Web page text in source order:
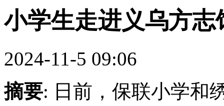
小学生走进义乌方志
2024-11-5 09:06
摘要: 日前，保联小学和